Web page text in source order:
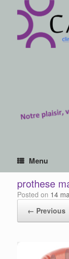
Menu
prothese
Posted on 14
← Previous